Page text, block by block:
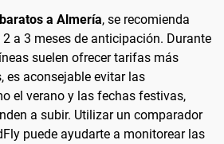
a Almería, se recomienda
a 3 meses de anticipación. Durante
suelen ofrecer tarifas más
es aconsejable evitar las
el verano y las fechas festivas,
a subir. Utilizar un comparador
puede ayudarte a monitorear las